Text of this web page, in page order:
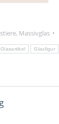
, Massivglas
Glasartikel Glasfigur